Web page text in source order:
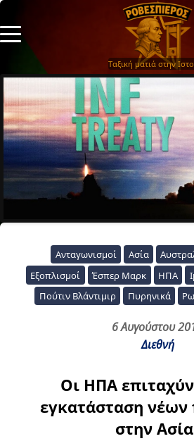
Ταξική ματιά στην
Ανταγωνισμοί Ασία
Εξοπλισμοί
Έσπερ Μαρκ ΗΠΑ
Πούτιν Βλάντιμιρ
Πυρηνικά
6 Αυγούστου
Διεθνή
Οι ΗΠΑ
εγκατάσταση
στην